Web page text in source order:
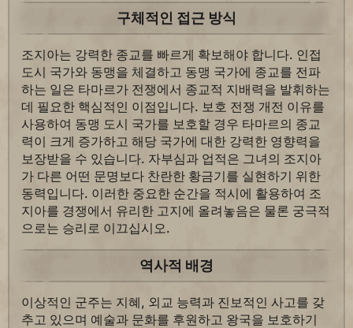
구체적인 접근 방식
조지아는 강력한 종교를 빠르게 확보해야 합니다. 인접
도시 국가와 동맹을 체결하고 동맹 국가에 종교를 전파
하는 일은 타마르가 전쟁에서 종교적 지배력을 발휘하는
데 필요한 핵심적인 이점입니다. 보호 전쟁 개전 이유를
사용하여 동맹 도시 국가를 보호할 경우 타마르의 종교
력이 크게 증가하고 해당 국가에 대한 강력한 영향력을
보장받을 수 있습니다. 자부심과 업적은 그녀의 조지아
가 다른 어떤 문명보다 찬란한 황금기를 실현하기 위한
동력입니다. 이러한 중요한 순간을 적시에 활용하여 조
지아를 경쟁에서 유리한 고지에 올려놓음은 물론 궁극적
으로는 승리로 이끄십시오.
역사적 배경
이상적인 군주는 지혜, 외교 능력과 진보적인 사고를 갖
추고 있으며 예술과 문화를 후원하고 왕국을 보호하기